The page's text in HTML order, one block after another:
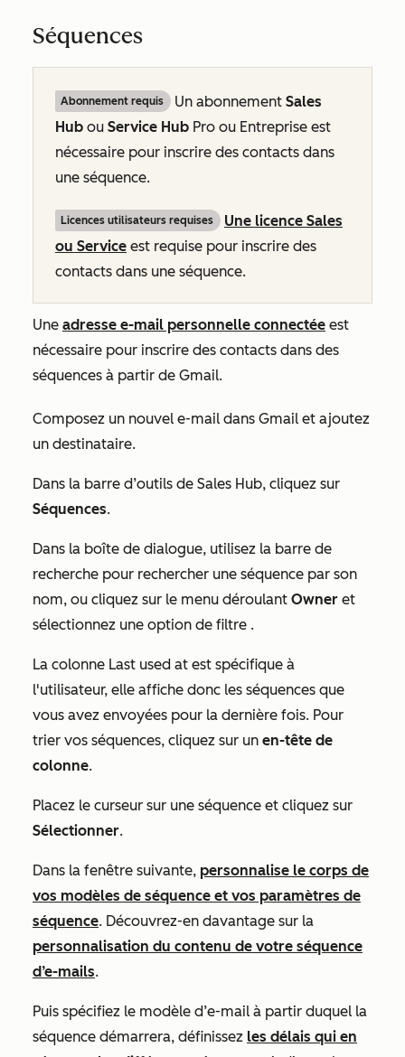
Séquences
Abonnement requis Un abonnement Sales
Hub ou Service Hub Pro ou Entreprise est
nécessaire pour inscrire des contacts dans
une séquence.
Licences utilisateurs requises Une licence Sales
ou Service est requise pour inscrire des
contacts dans une séquence.
Une adresse e-mail personnelle connectée est
nécessaire pour inscrire des contacts dans des
séquences à partir de Gmail.
Composez un nouvel e-mail dans Gmail et ajoutez
un destinataire.
Dans la barre d’outils de Sales Hub, cliquez sur
Séquences.
Dans la boîte de dialogue, utilisez la barre de
recherche pour rechercher une séquence par son
nom, ou cliquez sur le menu déroulant Owner et
sélectionnez une option de filtre .
La colonne Last used at est spécifique à
l'utilisateur, elle affiche donc les séquences que
vous avez envoyées pour la dernière fois. Pour
trier vos séquences, cliquez sur un en-tête de
colonne.
Placez le curseur sur une séquence et cliquez sur
Sélectionner.
Dans la fenêtre suivante, personnalise le corps de
vos modèles de séquence et vos paramètres de
séquence. Découvrez-en davantage sur la
personnalisation du contenu de votre séquence
d’e-mails.
Puis spécifiez le modèle d’e-mail à partir duquel la
séquence démarrera, définissez les délais qui en